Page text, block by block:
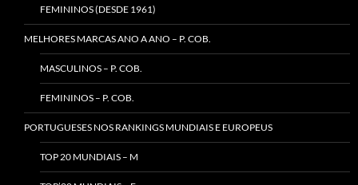
FEMININOS (DESDE 1961)
MELHORES MARCAS ANO A ANO – P. COB.
MASCULINOS – P. COB.
FEMININOS – P. COB.
PORTUGUESES NOS RANKINGS MUNDIAIS E EUROPEUS
TOP 20 MUNDIAIS – M